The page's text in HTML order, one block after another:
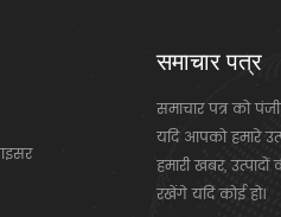
समाचार पत्र
समाचार पत्र को
यदि आपको हमारे
हमारी खबर,
रखेंगे यदि कोई हो।